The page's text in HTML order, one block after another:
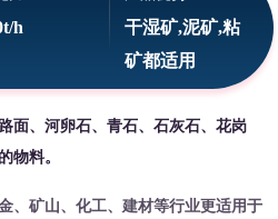
h
干湿矿,泥矿,粘
矿都适用
面、河卵石、青石、石灰石、花岗
物料。
、矿山、化工、建材等行业更适用于